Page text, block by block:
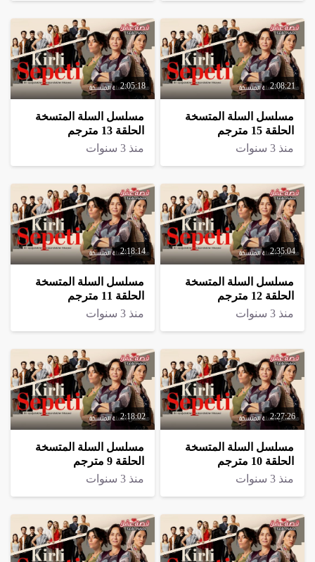
2:08:21
مسلسل السلة المتسخة
الحلقة 15 مترجم
منذ 3 سنوات
2:05:18
مسلسل السلة المتسخة
الحلقة 13 مترجم
منذ 3 سنوات
2:35:04
مسلسل السلة المتسخة
الحلقة 12 مترجم
منذ 3 سنوات
2:18:14
مسلسل السلة المتسخة
الحلقة 11 مترجم
منذ 3 سنوات
2:27:26
مسلسل السلة المتسخة
الحلقة 10 مترجم
منذ 3 سنوات
2:18:02
مسلسل السلة المتسخة
الحلقة 9 مترجم
منذ 3 سنوات